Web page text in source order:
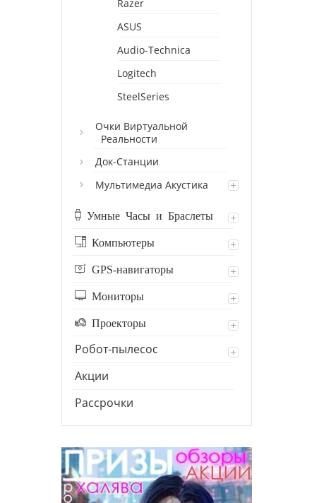
Razer
ASUS
Audio-Technica
Logitech
SteelSeries
Реальности
Док-Станции
Мультимедиа Акустика
Умные Часы и Браслеты
Компьютеры
GPS-навигаторы
Мониторы
Проекторы
Робот-пылесос
Акции
Рассрочки